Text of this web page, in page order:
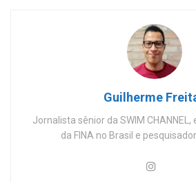
Guilherme
Jornalista sênior da SWIM
da FINA no Brasil e